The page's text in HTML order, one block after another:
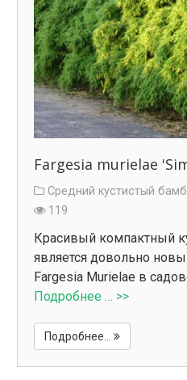
Fargesia murielae
Средний кустистый
119
Красивый компактный
является довольно
Fargesia Murielae в
Подробнее … >>
Подробнее...